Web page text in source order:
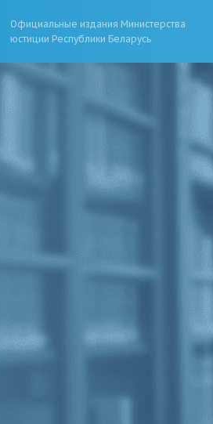
Официальные издания Министерства
юстиции Республики Беларусь